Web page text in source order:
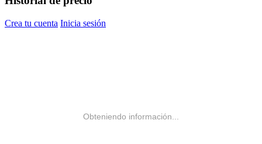
Crea tu cuenta Inicia sesión
Obteniendo información...